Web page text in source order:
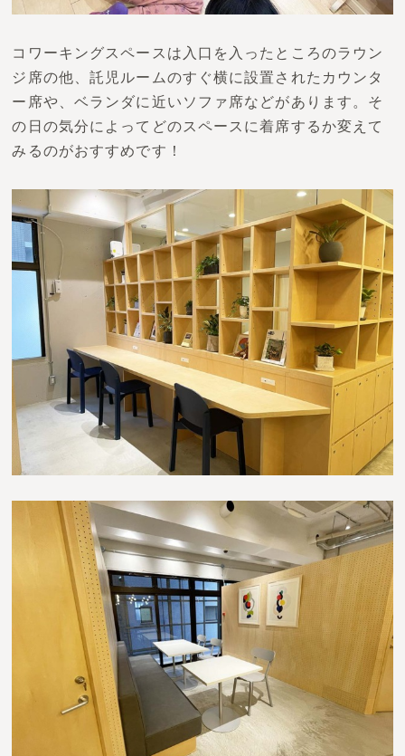
コワーキングスペースは入口を入ったところのラウン
ジ席の他、託児ルームのすぐ横に設置されたカウンタ
ー席や、ベランダに近いソファ席などがあります。そ
の日の気分によってどのスペースに着席するか変えて
みるのがおすすめです！